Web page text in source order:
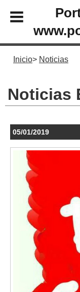
Inicio Noticias
Noticias
05/01/2019